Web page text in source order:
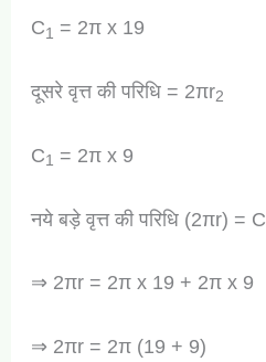
C1 = 2π x 19
दूसरे वृत्त की परिधि = 2πr2
C1 = 2π x 9
नये बड़े वृत्त की परिधि (2πr) = C
⇒ 2πr = 2π x 19 + 2π x 9
⇒ 2πr = 2π (19 + 9)